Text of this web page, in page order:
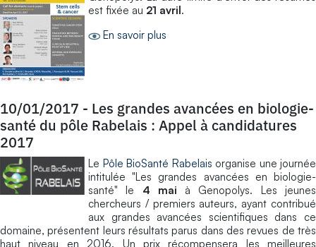
est fixée au 21 avril.
En savoir plus
10/01/2017 - Les grandes avancées en biologie-
santé du pôle Rabelais : Appel à candidatures
2017
Le Pôle BioSanté Rabelais organise une journée
intitulée "Les grandes avancées en biologie-
santé" le 4 mai à Genopolys. Les jeunes
chercheurs / premiers auteurs, ayant contribué
aux grandes avancées scientifiques dans ce
domaine, présentent leurs résultats parus dans des revues de très
haut niveau en 2016. Un prix récompensera les meilleures